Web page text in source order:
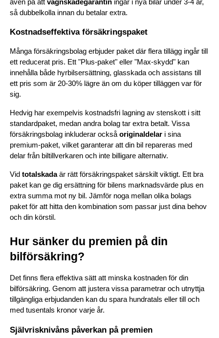
även på att vagnskadegarantin ingår i nya bilar under 3-4 år,
så dubbelkolla innan du betalar extra.
Kostnadseffektiva försäkringspaket
Många försäkringsbolag erbjuder paket där flera tillägg ingår till
ett reducerat pris. Ett "Plus-paket" eller "Max-skydd" kan
innehålla både hyrbilsersättning, glasskada och assistans till
ett pris som är 20-30% lägre än om du köper tilläggen var för
sig.
Hedvig har exempelvis kostnadsfri lagning av stenskott i sitt
standardpaket, medan andra bolag tar extra betalt. Vissa
försäkringsbolag inkluderar också originaldelar i sina
premium-paket, vilket garanterar att din bil repareras med
delar från biltillverkaren och inte billigare alternativ.
Vid totalskada är rätt försäkringspaket särskilt viktigt. Ett bra
paket kan ge dig ersättning för bilens marknadsvärde plus en
extra summa mot ny bil. Jämför noga mellan olika bolags
paket för att hitta den kombination som passar just dina behov
och din körstil.
Hur sänker du premien på din
bilförsäkring?
Det finns flera effektiva sätt att minska kostnaden för din
bilförsäkring. Genom att justera vissa parametrar och utnyttja
tillgängliga erbjudanden kan du spara hundratals eller till och
med tusentals kronor varje år.
Självrisknivåns påverkan på premien